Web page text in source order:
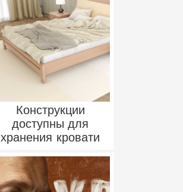
Конструкции
доступны для
хранения кровати